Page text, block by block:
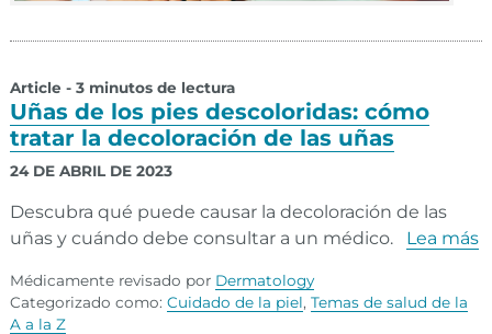
Article - 3 minutos de lectura
Uñas de los pies descoloridas: cómo
tratar la decoloración de las uñas
24 DE ABRIL DE 2023
Descubra qué puede causar la decoloración de las
uñas y cuándo debe consultar a un médico.
Lea más
Médicamente revisado por Dermatology
Categorizado como: Cuidado de la piel, Temas de salud de la
A a la Z